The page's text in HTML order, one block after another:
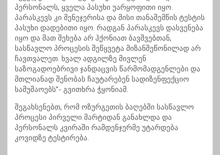
პერსონალს, ყველა პასუხი უარყოფითი იყო.
პარასკევს კი მენეჯერისა და მისი თანაშემწის ტესტის
პასუხი დადებითი იყო. რადგან პარასკევს დასვენება
იყო და მათ შეხება არ ჰქონიათ ბავშვებთან,
სასწავლო პროცესის შეწყვეტა მიზანშეწონილად არ
ჩავთვალეთ. ხვალ ადგილზე მივლენ
საზოგადოებრივი ჯანდაცვის წარმომადგენლები და
მთლიანად შენობას ჩაუტარებენ სადიზენფექციო
სამუშაოებს”- გვითხრა ჭყონიამ.
შეგახსენებთ, რომ ოზურგეთის ბაღებში სასწავლო
პროცესი პირველი მარტიდან განახლდა და
პერსონალს კვირაში რამდენჯერმე უტარდება
კოვიდზე ტესტირება.